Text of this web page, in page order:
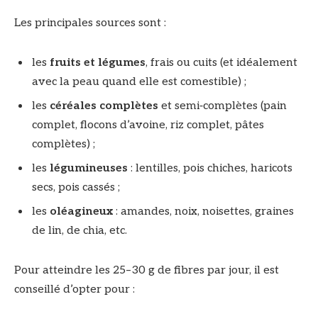
Les principales sources sont :
les fruits et légumes, frais ou cuits (et idéalement
avec la peau quand elle est comestible) ;
les céréales complètes et semi‑complètes (pain
complet, flocons d’avoine, riz complet, pâtes
complètes) ;
les légumineuses : lentilles, pois chiches, haricots
secs, pois cassés ;
les oléagineux : amandes, noix, noisettes, graines
de lin, de chia, etc.
Pour atteindre les 25–30 g de fibres par jour, il est
conseillé d’opter pour :